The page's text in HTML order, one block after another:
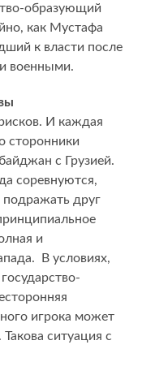
образующий
как Мустафа
к власти после
военными.
И каждая
сторонники
с Грузией.
соревнуются,
друг
и
В условиях,
игрока может
ситуация с